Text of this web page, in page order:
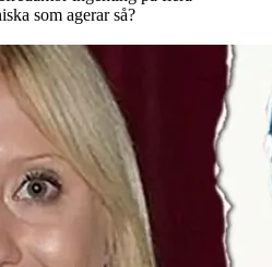
som agerar så?